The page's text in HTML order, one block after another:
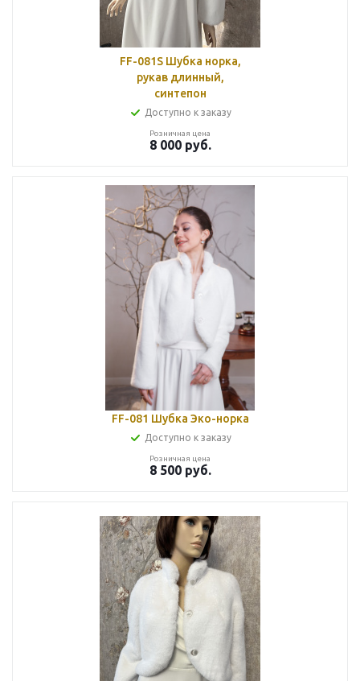
FF-081S Шубка норка,
рукав длинный,
синтепон
Доступно к заказу
Розничная цена
8 000руб.
FF-081 Шубка Эко-норка
Доступно к заказу
Розничная цена
8 500руб.